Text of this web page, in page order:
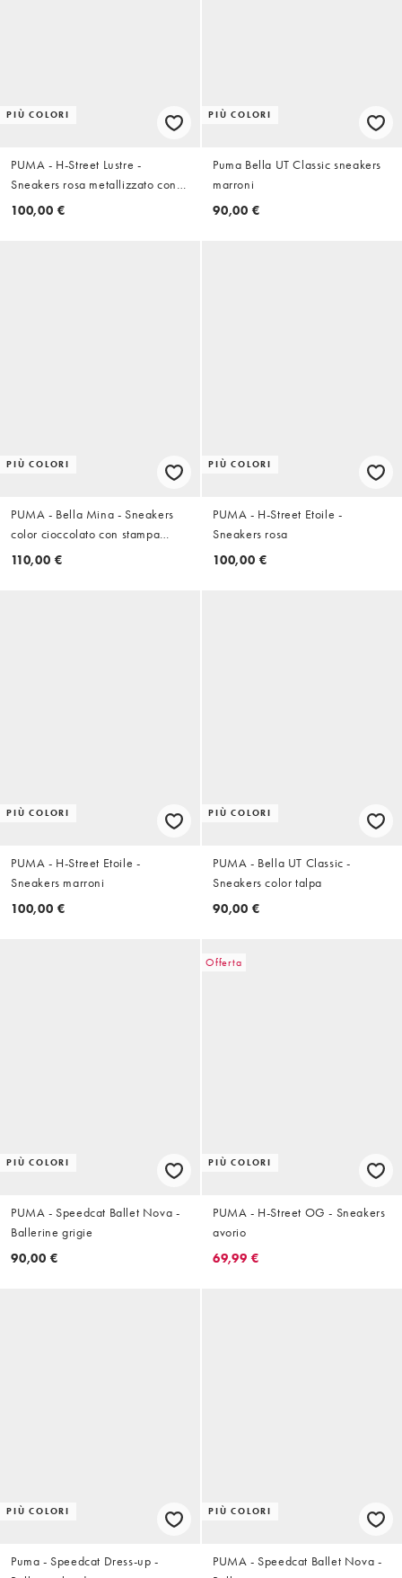
PIÙ COLORI
PUMA - H-Street Lustre -
Sneakers rosa metallizzato con
suola in gomma
100,00 €
PIÙ COLORI
Puma Bella UT Classic sneakers
marroni
90,00 €
PIÙ COLORI
PUMA - Bella Mina - Sneakers
color cioccolato con stampa
coccodrillo e suola in gomma
110,00 €
PIÙ COLORI
PUMA - H-Street Etoile -
Sneakers rosa
100,00 €
PIÙ COLORI
PUMA - H-Street Etoile -
Sneakers marroni
100,00 €
PIÙ COLORI
PUMA - Bella UT Classic -
Sneakers color talpa
90,00 €
PIÙ COLORI
PUMA - Speedcat Ballet Nova -
Ballerine grigie
90,00 €
Offerta
PIÙ COLORI
PUMA - H-Street OG - Sneakers
avorio
69,99 €
PIÙ COLORI
Puma - Speedcat Dress-up -
PIÙ COLORI
PUMA - Speedcat Ballet Nova -